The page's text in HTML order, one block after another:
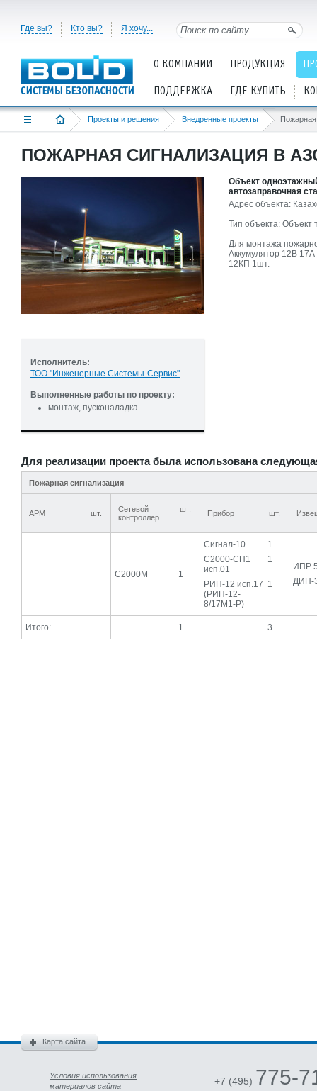
Где вы? Кто вы? Я хочу...
О КОМПАНИИ ПРОДУКЦИЯ
ПОДДЕРЖКА ГДЕ КУПИТЬ
Проекты и решения Внедренные проекты
ПОЖАРНАЯ СИГНАЛИЗАЦИЯ В
Исполнитель:
ТОО "Инженерные Системы-Сервис"
Выполненные работы по проекту:
монтаж, пусконаладка
Объект
автозаправочная
Адрес объекта:
Тип объекта: Объект
Для монтажа
Аккумулятор 12В
12КП 1шт.
Для реализации проекта была использована
Пожарная сигнализация
АРМ шт.
Сетевой
контроллер
шт. Прибор шт.
С2000М 1
Сигнал-10
1
С2000-СП1
исп.01
1
РИП-12 исп.17
(РИП-12-
8/17М1-Р)
1
ИПР
ДИП-
Итого: 1 3
Карта сайта
Условия использования
материалов сайта
+7 (495) 775-